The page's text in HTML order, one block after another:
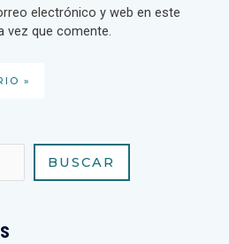
electrónico y web en este
vez que comente.
BUSCAR